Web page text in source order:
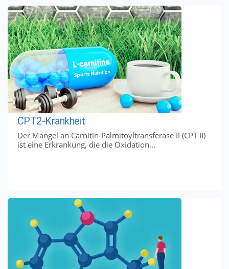
CPT2-Krankheit
Der Mangel an Carnitin-Palmitoyltransferase II (CPT II)
ist eine Erkrankung, die die Oxidation...